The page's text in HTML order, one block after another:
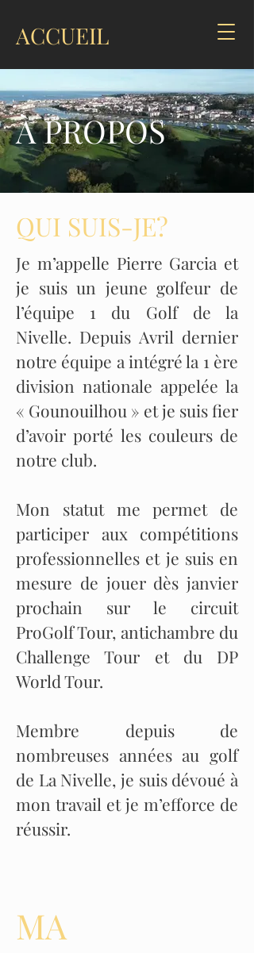
ACCUEIL
À PROPOS
QUI SUIS-JE?
Je m’appelle Pierre Garcia et
je suis un jeune golfeur de
l’équipe 1 du Golf de la
Nivelle. Depuis Avril dernier
notre équipe a intégré la 1 ère
division nationale appelée la
« Gounouilhou » et je suis fier
d’avoir porté les couleurs de
notre club.
Mon statut me permet de
participer aux compétitions
professionnelles et je suis en
mesure de jouer dès janvier
prochain sur le circuit
ProGolf Tour, antichambre du
Challenge Tour et du DP
World Tour.
Membre depuis de
nombreuses années au golf
de La Nivelle, je suis dévoué à
mon travail et je m’efforce de
réussir.
MA